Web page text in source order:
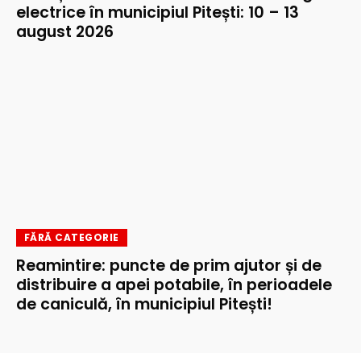
electrice în municipiul Pitești: 10 – 13
august 2026
FĂRĂ CATEGORIE
Reamintire: puncte de prim ajutor și de
distribuire a apei potabile, în perioadele
de caniculă, în municipiul Pitești!